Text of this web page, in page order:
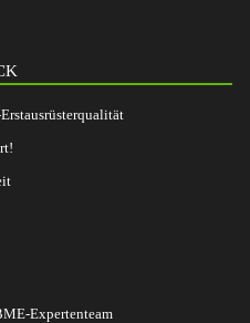
Expertenteam